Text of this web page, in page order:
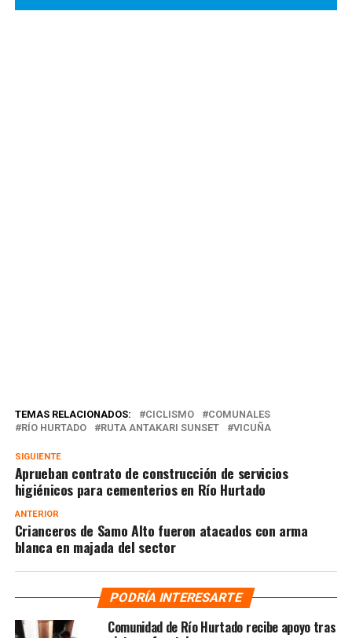
TEMAS RELACIONADOS: CICLISMO
COMUNALES
RÍO HURTADO
RUTA ANTAKARI SUNSET VICUÑA
SIGUIENTE
Aprueban contrato de construcción de servicios
higiénicos para cementerios en Río Hurtado
ANTERIOR
Crianceros de Samo Alto fueron atacados con arma
blanca en majada del sector
PODRÍA INTERESARTE
Comunidad de Río Hurtado recibe apoyo tras